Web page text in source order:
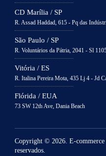
CD Marília / SP
R. Assad Haddad, 615 - Pq das
São Paulo / SP
R. Voluntários da Pátria, 2041 - Sl
Vitória / ES
R. Italina Pereira Mota, 435 Lj 4 - Jd
Flórida / EUA
73 SW 12th Ave, Dania Beach
Copyright © 2026. E-commerce
reservados.